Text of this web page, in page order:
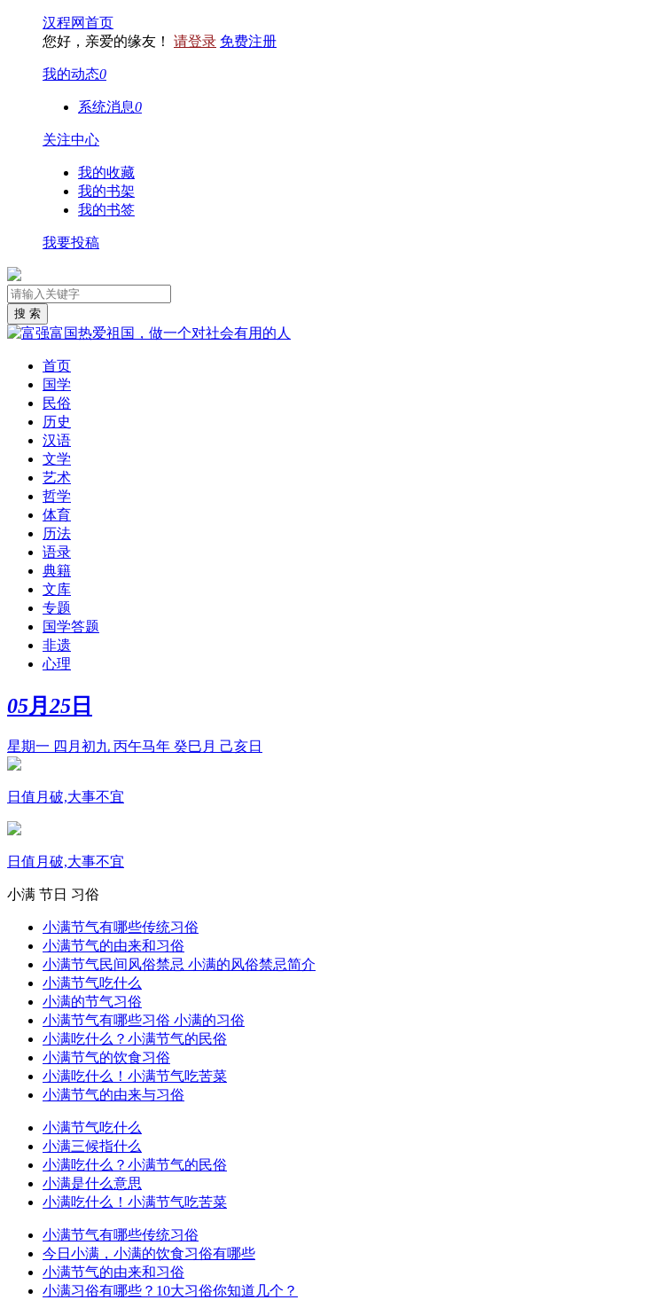
汉程网首页
您好，亲爱的缘友！ 请登录 免费注册
我的动态0
系统消息0
关注中心
我的收藏
我的书架
我的书签
我要投稿
首页
国学
民俗
历史
汉语
文学
艺术
哲学
体育
历法
语录
典籍
文库
专题
国学答题
非遗
心理
05月 25 日
星期一 四月初九 丙午马年 癸巳月 己亥日
日值月破,大事不宜
日值月破,大事不宜
小满 节日 习俗
小满节气有哪些传统习俗
小满节气的由来和习俗
小满节气民间风俗禁忌 小满的风俗禁忌简介
小满节气吃什么
小满的节气习俗
小满节气有哪些习俗 小满的习俗
小满吃什么？小满节气的民俗
小满节气的饮食习俗
小满吃什么！小满节气吃苦菜
小满节气的由来与习俗
小满节气吃什么
小满三候指什么
小满吃什么？小满节气的民俗
小满是什么意思
小满吃什么！小满节气吃苦菜
小满节气有哪些传统习俗
今日小满，小满的饮食习俗有哪些
小满节气的由来和习俗
小满习俗有哪些？10大习俗你知道几个？